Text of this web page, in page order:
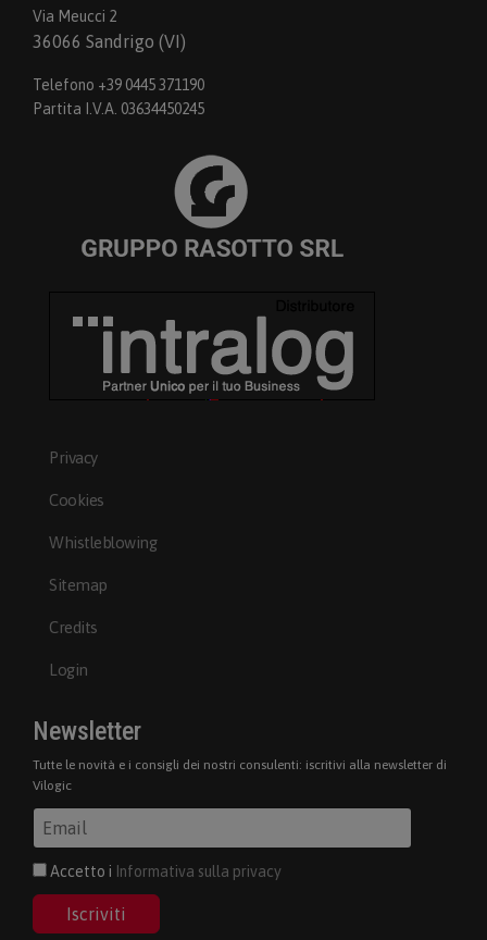
Via Meucci 2
36066 Sandrigo (VI)
Telefono +39 0445 371190
Partita I.V.A. 03634450245
Privacy
Cookies
Whistleblowing
Sitemap
Credits
Login
Newsletter
Tutte le novità e i consigli dei nostri consulenti: iscritivi alla newsletter di
Vilogic
Accetto i Informativa sulla privacy
Iscriviti